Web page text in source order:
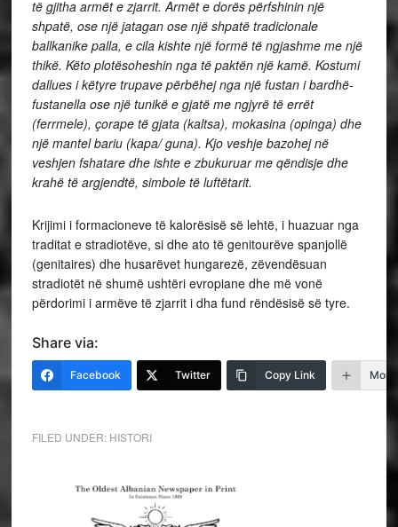
të gjitha armët e zjarrit. Armët e dorës përfshinin një
shpatë, ose një jatagan ose një shpatë tradicionale
ballkanike palla, e cila kishte një formë të ngjashme me një
thikë. Këto plotësoheshin nga të paktën një kamë. Kostumi
dallues i këtyre trupave përbëhej nga një fustan i bardhë-
fustanella ose një tunikë e gjatë me ngjyrë të errët
(ferrmele), çorape të gjata (kaltsa), mokasina (opinga) dhe
një mantel bariu (kapa/ guna). Kjo veshje bazohej në
veshjen fshatare dhe ishte e zbukuruar me qëndisje dhe
krahë të argjendtë, simbole të luftëtarit.
Krijimi i formacioneve të kalorësisë së lehtë, i huazuar nga
traditat e stradiotëve, si dhe ato të genitourëve spanjollë
(genitaires) dhe husarëvet hungarezë, zëvendësuan
stradiotët në shumë ushtëri evropiane dhe më vonë
përdorimi i armëve të zjarrit i dha fund rëndësisë së tyre.
Share via:
Facebook Twitter Copy Link More
FILED UNDER: HISTORI